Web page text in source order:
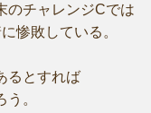
のチャレンジCでは
惨敗している。
るとすれば
。